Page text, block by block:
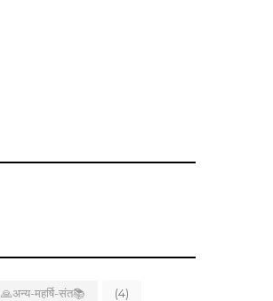
🙏अन्य-महर्षि-संत📚 (4)